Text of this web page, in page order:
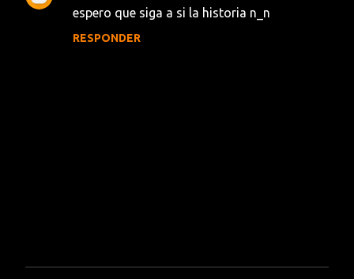
espero que siga a si la historia n_n
RESPONDER